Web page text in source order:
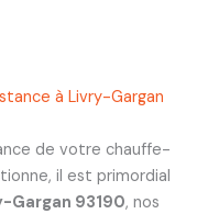
à Livry-Gargan
de votre chauffe-
il est primordial
Gargan 93190, nos